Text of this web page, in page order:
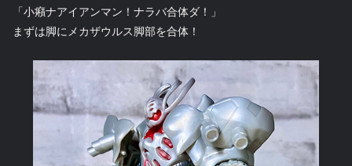
「小癪ナアイアンマン！ナラバ合体ダ！」
まずは脚にメカザウルス脚部を合体！